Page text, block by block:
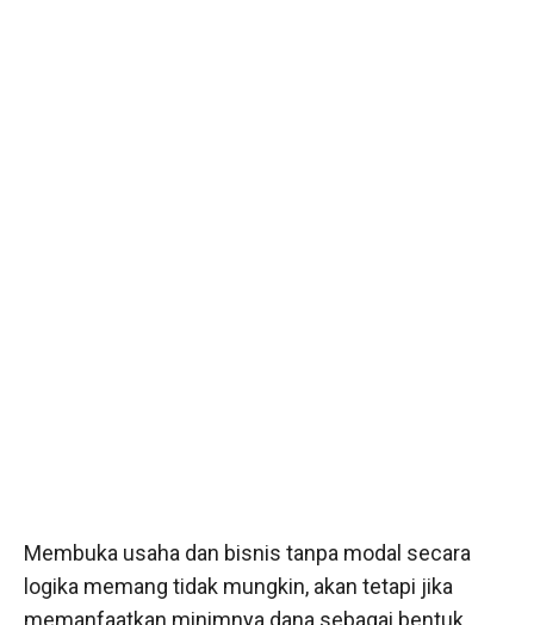
Membuka usaha dan bisnis tanpa modal secara
logika memang tidak mungkin, akan tetapi jika
memanfaatkan minimnya dana sebagai bentuk